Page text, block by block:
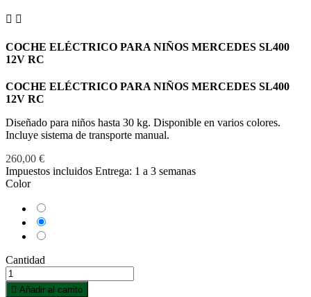
 
COCHE ELÉCTRICO PARA NIÑOS MERCEDES SL400
12V RC
COCHE ELÉCTRICO PARA NIÑOS MERCEDES SL400
12V RC
Diseñado para niños hasta 30 kg. Disponible en varios colores.
Incluye sistema de transporte manual.
260,00 €
Impuestos incluidos Entrega: 1 a 3 semanas
Color
Cantidad
 Añadir al carrito